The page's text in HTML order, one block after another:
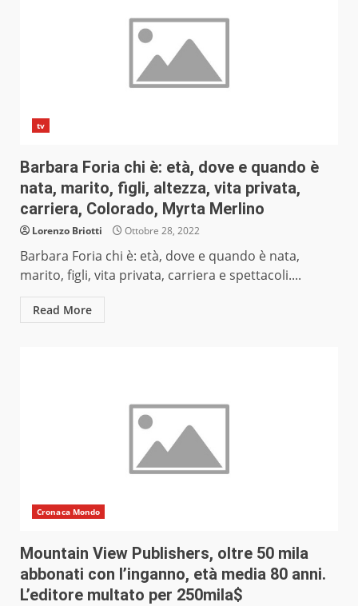
tv
Barbara Foria chi è: età, dove e quando è
nata, marito, figli, altezza, vita privata,
carriera, Colorado, Myrta Merlino
Lorenzo Briotti Ottobre 28, 2022
Barbara Foria chi è: età, dove e quando è nata,
marito, figli, vita privata, carriera e spettacoli....
Read More
Cronaca Mondo
Mountain View Publishers, oltre 50 mila
abbonati con l’inganno, età media 80 anni.
L’editore multato per 250mila$